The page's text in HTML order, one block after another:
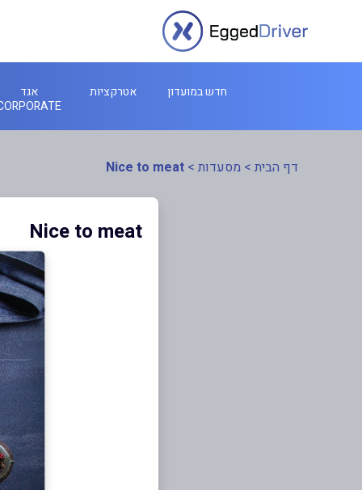
חדש במועדון אטרקציות
אגד
דף הבית > מסעדות >
Nice to meat
Nice to meat